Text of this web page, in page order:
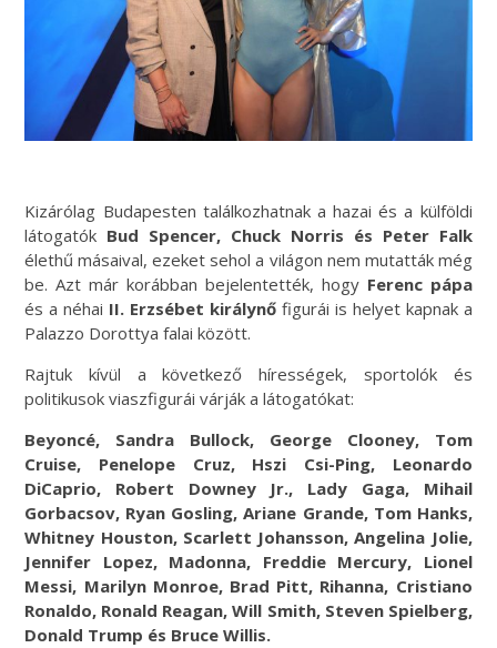
Kizárólag Budapesten találkozhatnak a hazai és a külföldi
látogatók Bud Spencer, Chuck Norris és Peter Falk
élethű másaival, ezeket sehol a világon nem mutatták még
be. Azt már korábban bejelentették, hogy Ferenc pápa
és a néhai II. Erzsébet királynő figurái is helyet kapnak a
Palazzo Dorottya falai között.
Rajtuk kívül a következő hírességek, sportolók és
politikusok viaszfigurái várják a látogatókat:
Beyoncé, Sandra Bullock, George Clooney, Tom
Cruise, Penelope Cruz, Hszi Csi-Ping, Leonardo
DiCaprio, Robert Downey Jr., Lady Gaga, Mihail
Gorbacsov, Ryan Gosling, Ariane Grande, Tom Hanks,
Whitney Houston, Scarlett Johansson, Angelina Jolie,
Jennifer Lopez, Madonna, Freddie Mercury, Lionel
Messi, Marilyn Monroe, Brad Pitt, Rihanna, Cristiano
Ronaldo, Ronald Reagan, Will Smith, Steven Spielberg,
Donald Trump és Bruce Willis.